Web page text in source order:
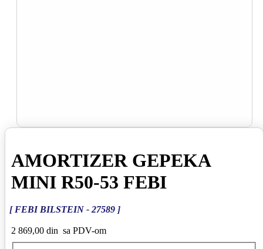
AMORTIZER GEPEKA
MINI R50-53 FEBI
[ FEBI BILSTEIN - 27589 ]
2 869,00 din sa PDV-om